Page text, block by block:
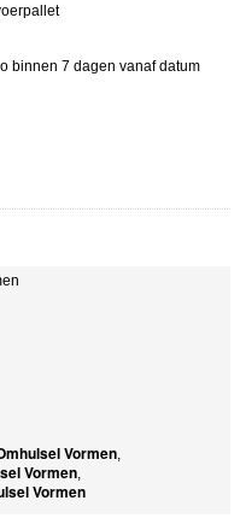
binnen 7 dagen vanaf datum
Vormen,
Vormen,
Vormen